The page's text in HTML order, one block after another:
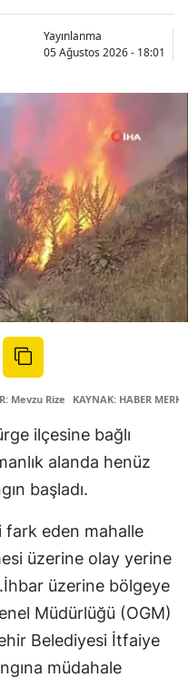
Yayınlanma
05 Ağustos 2026 - 18:01
Mevzu Rize KAYNAK: HABER
ilçesine bağlı
alanda henüz
başladı.
fark eden mahalle
üzerine olay yerine
üzerine bölgeye
Müdürlüğü (OGM)
Belediyesi İtfaiye
müdahale